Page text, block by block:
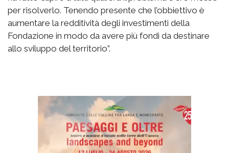
per risolverlo. Tenendo presente che l’obbiettivo è
aumentare la redditività degli investimenti della
Fondazione in modo da avere più fondi da destinare
allo sviluppo del territorio”.